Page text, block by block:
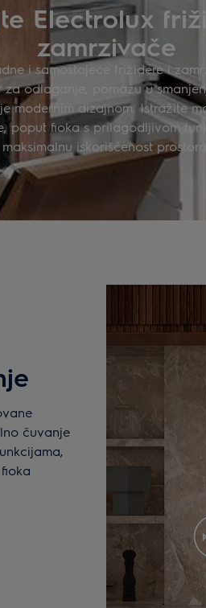
Electrolux
zamrzivače
i samostojeće frižidere i
za odlaganje, pomažu u
modernim dizajnom. Istražite
poput fioka s prilagodljivom
maksimalnu iskorišćenost prostora.
čuvanje